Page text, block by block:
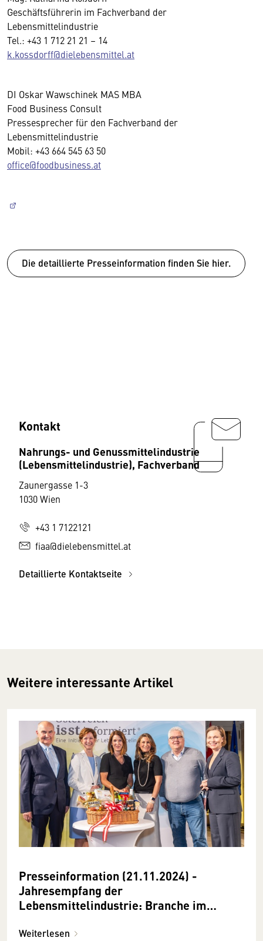
Geschäftsführerin im Fachverband der
Lebensmittelindustrie
Tel.: +43 1 712 21 21 – 14
k.kossdorff@dielebensmittel.at
DI Oskar Wawschinek MAS MBA
Food Business Consult
Pressesprecher für den Fachverband der
Lebensmittelindustrie
Mobil: +43 664 545 63 50
office@foodbusiness.at
Die detaillierte Presseinformation finden Sie hier.
Kontakt
Nahrungs- und Genussmittelindustrie
(Lebensmittelindustrie), Fachverband
Zaunergasse 1-3
1030 Wien
+43 1 7122121
fiaa@dielebensmittel.at
Detaillierte Kontaktseite
Weitere interessante Artikel
Presseinformation (21.11.2024) -
Jahresempfang der
Lebensmittelindustrie: Branche im
Weiterlesen